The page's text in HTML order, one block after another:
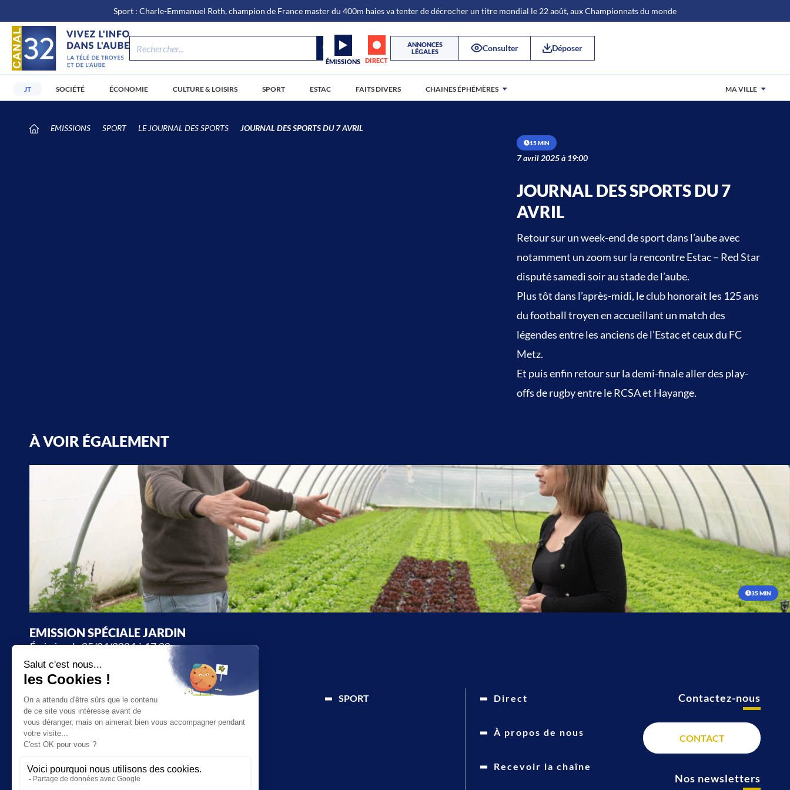
au
contenu
Sport : Charle-Emmanuel Roth, champion de France master du 400m haies va tenter de décrocher un titre mondial le 22 août, aux Championnats du monde
ÉMISSIONS DIRECT
ANNONCES
LÉGALES
Consulter Déposer
JT SOCIÉTÉ ÉCONOMIE CULTURE & LOISIRS SPORT ESTAC FAITS DIVERS CHAINES ÉPHÉMÈRES MA VILLE
EMISSIONS SPORT LE JOURNAL DES SPORTS JOURNAL DES SPORTS DU 7 AVRIL
15 MIN
7 avril 2025 à 19:00
JOURNAL DES SPORTS DU 7
AVRIL
Retour sur un week-end de sport dans l’aube avec
notamment un zoom sur la rencontre Estac – Red Star
disputé samedi soir au stade de l’aube.
Plus tôt dans l’après-midi, le club honorait les 125 ans
du football troyen en accueillant un match des
légendes entre les anciens de l’Estac et ceux du FC
Metz.
Et puis enfin retour sur la demi-finale aller des play-
offs de rugby entre le RCSA et Hayange.
À VOIR ÉGALEMENT
35 MIN
EMISSION SPÉCIALE JARDIN
Émission du 25/04/2024 à 17:00
JT
ÉCONOMIE
SPORT Direct
À propos de nous
Recevoir la chaîne
Contactez-nous
CONTACT
Nos newsletters